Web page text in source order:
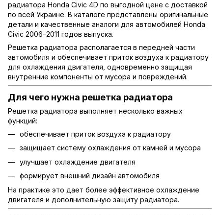
радиатора Honda Civic 4D по выгодной цене с доставкой
по всей Украине. В каталоге представлены оригинальные
детали и качественные аналоги для автомобилей Honda
Civic 2006–2011 годов выпуска.
Решетка радиатора располагается в передней части
автомобиля и обеспечивает приток воздуха к радиатору
для охлаждения двигателя, одновременно защищая
внутренние компоненты от мусора и повреждений.
Для чего нужна решетка радиатора
Решетка радиатора выполняет несколько важных
функций:
обеспечивает приток воздуха к радиатору
защищает систему охлаждения от камней и мусора
улучшает охлаждение двигателя
формирует внешний дизайн автомобиля
На практике это дает более эффективное охлаждение
двигателя и дополнительную защиту радиатора.